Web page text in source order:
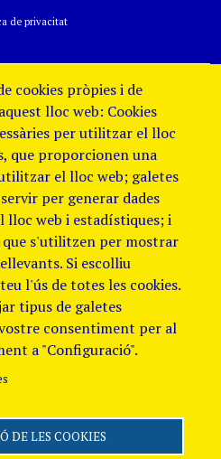
de privacitat
cookies pròpies i de
lloc web: Cookies
per utilitzar el lloc
que proporcionen una
el lloc web; galetes
per generar dades
lloc web i estadístiques; i
que s'utilitzen per mostrar
Si escolliu
l'ús de totes les cookies.
tipus de galetes
consentiment per al
a "Configuració".
DE LES COOKIES